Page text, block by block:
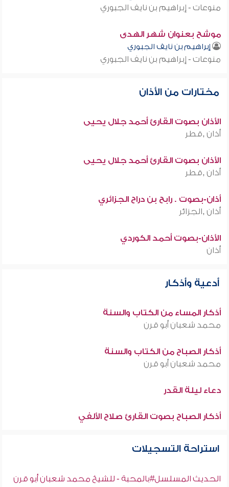
منوعات - إبراهيم بن نايف الجبوري
موشح بعنوان شهر الهدى
إبراهيم بن نايف الجبوري
منوعات - إبراهيم بن نايف الجبوري
مختارات من الأذان
الأذان بصوت القارئ أحمد جلال يحيى
أذان ,قطر
الأذان بصوت القارئ أحمد جلال يحيى
أذان ,قطر
أذان-بصوت . رابح بن دراح الجزائري
أذان ,الجزائر
الأذان-بصوت أحمد الكوردي
أذان
أدعية وأذكار
أذكار المساء من الكتاب والسنة
محمد شعبان أبو قرن
أذكار الصباح من الكتاب والسنة
محمد شعبان أبو قرن
دعاء ليلة القدر
أذكار الصباح بصوت القارئ صلاح الألفي
استراحة التسجيلات
الحديث المسلسل#بالمحبة - للشيخ محمد شعبان أبو قرن